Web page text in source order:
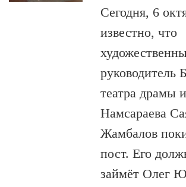
Сегодня, 6
известно, что
руководитель
театра драмы
Намсараева
Жамбалов
пост. Его
займёт Олег